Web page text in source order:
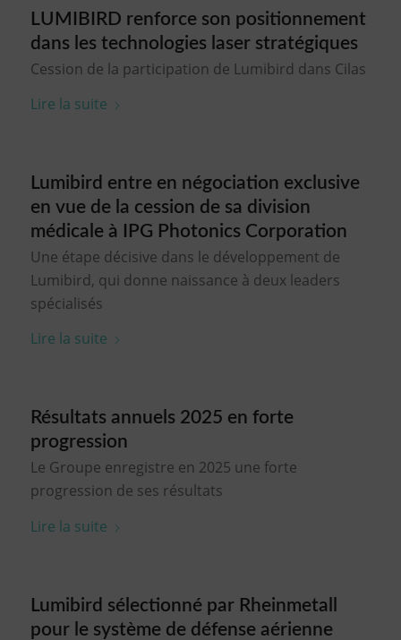
LUMIBIRD renforce son positionnement
dans les technologies laser stratégiques
Cession de la participation de Lumibird dans Cilas
Lire la suite
Lumibird entre en négociation exclusive
en vue de la cession de sa division
médicale à IPG Photonics Corporation
Une étape décisive dans le développement de
Lumibird, qui donne naissance à deux leaders
spécialisés
Lire la suite
Résultats annuels 2025 en forte
progression
Le Groupe enregistre en 2025 une forte
progression de ses résultats
Lire la suite
Lumibird sélectionné par Rheinmetall
pour le système de défense aérienne